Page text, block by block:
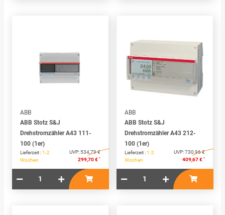
ABB
ABB Stotz S&J
Drehstromzähler A43 111-
100 (1er)
Lieferzeit :1-2
Wochen
UVP: 534,79 €
299,70 € *
ABB
ABB Stotz S&J
Drehstromzähler A43 212-
100 (1er)
Lieferzeit :1-2
Wochen
UVP:730,96 €
409,67 € *